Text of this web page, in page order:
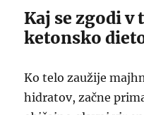
Kaj se zgodi v
ketonsko
Ko telo zaužije
hidratov, začne